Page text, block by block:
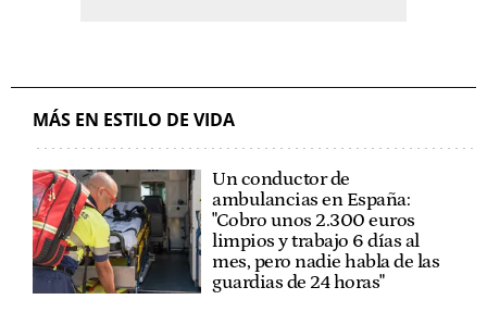
MÁS EN ESTILO DE VIDA
Un conductor de
ambulancias en España:
"Cobro unos 2.300 euros
limpios y trabajo 6 días al
mes, pero nadie habla de las
guardias de 24 horas"